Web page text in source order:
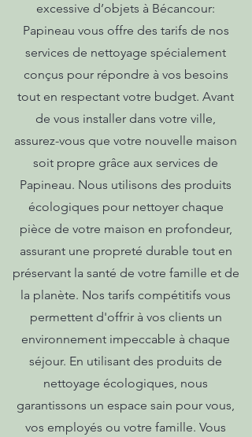
excessive d’objets à Bécancour:
Papineau vous offre des tarifs de nos
services de nettoyage spécialement
conçus pour répondre à vos besoins
tout en respectant votre budget. Avant
de vous installer dans votre ville,
assurez-vous que votre nouvelle maison
soit propre grâce aux services de
Papineau. Nous utilisons des produits
écologiques pour nettoyer chaque
pièce de votre maison en profondeur,
assurant une propreté durable tout en
préservant la santé de votre famille et de
la planète. Nos tarifs compétitifs vous
permettent d'offrir à vos clients un
environnement impeccable à chaque
séjour. En utilisant des produits de
nettoyage écologiques, nous
garantissons un espace sain pour vous,
vos employés ou votre famille. Vous